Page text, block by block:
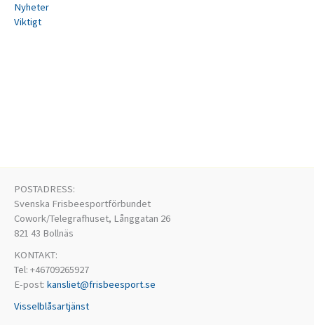
Nyheter
Viktigt
POSTADRESS:
Svenska Frisbeesportförbundet
Cowork/Telegrafhuset, Långgatan 26
821 43 Bollnäs
KONTAKT:
Tel: +46709265927
E-post: kansliet@frisbeesport.se
Visselblåsartjänst